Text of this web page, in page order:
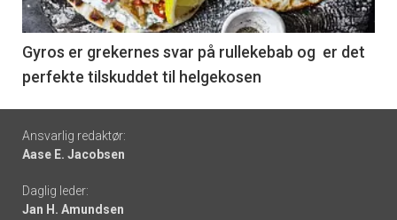
-
6
Gyros er grekernes svar på rullekebab og er det
perfekte tilskuddet til helgekosen
Footer
-
links
Ansvarlig redaktør:
Aase E. Jacobsen
Daglig leder:
Jan H. Amundsen